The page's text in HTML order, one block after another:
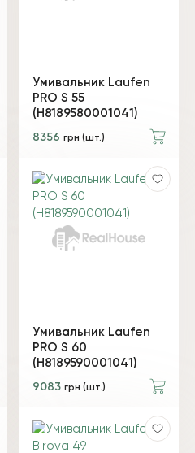
Умивальник Laufen
PRO S 55
(H8189580001041)
8356 грн (шт.)
Умивальник Laufen
PRO S 60
(H8189590001041)
9083 грн (шт.)